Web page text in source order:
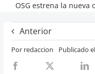
Previos de ópera
Entrevistas
Recomendación
OSG estrena la nueva
Anterior
Por redaccion Publicado